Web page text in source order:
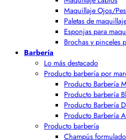
Maquillaje Ojos/
Paletas de
Esponjas para
Brochas y pinceles
Barbería
Lo más destacado
Producto barbería por
Producto Barbería
Producto barbería
Producto Barbería
Producto Barbería
Producto barbería
Champús